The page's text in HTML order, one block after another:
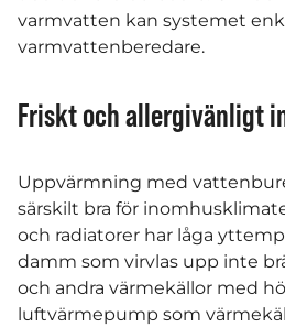
varmvatten kan systemet
varmvattenberedare.
Friskt och allergivänligt
Uppvärmning med
särskilt bra för
och radiatorer har låga
damm som virvlas upp inte
och andra värmekällor med
luftvärmepump som